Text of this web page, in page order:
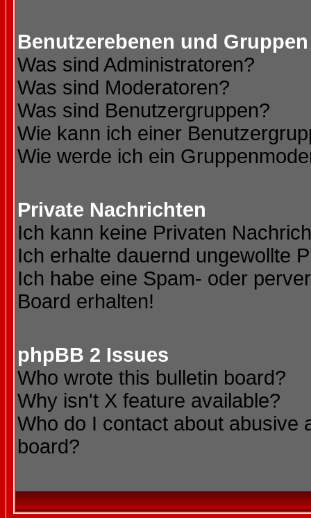
Benutzerebenen und Gruppen
Was sind Administratoren?
Was sind Moderatoren?
Was sind Benutzergruppen?
Wie kann ich einer
Wie werde ich ein
Private Nachrichten
Ich kann keine Privaten
Ich erhalte dauernd ungewollte
Ich habe eine Spam- oder
Board erhalten!
phpBB 2 Issues
Who wrote this bulletin board?
Why isn't X feature available?
Who do I contact about abusive
board?